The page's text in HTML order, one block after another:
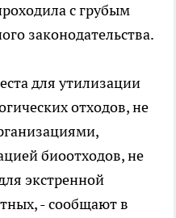
с грубым
законодательства.
для утилизации
отходов, не
биоотходов, не
экстренной
- сообщают в